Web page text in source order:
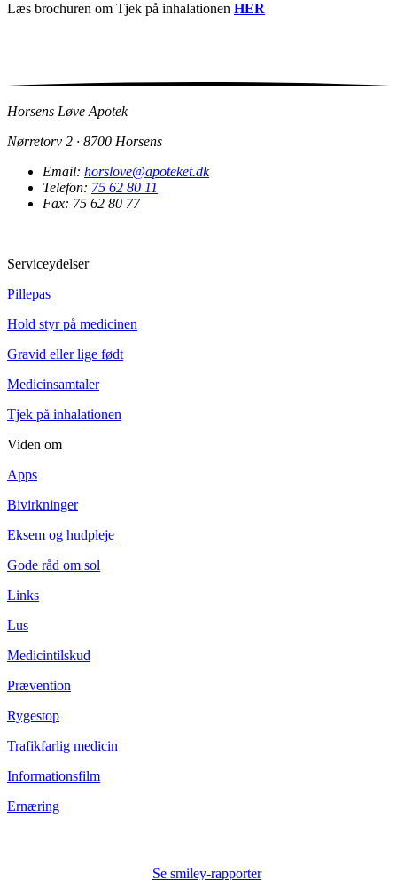
Læs brochuren om Tjek på inhalationen HER
Horsens Løve Apotek
Nørretorv 2 · 8700 Horsens
Email: horslove@apoteket.dk
Telefon: 75 62 80 11
Fax: 75 62 80 77
Serviceydelser
Pillepas
Hold styr på medicinen
Gravid eller lige født
Medicinsamtaler
Tjek på inhalationen
Viden om
Apps
Bivirkninger
Eksem og hudpleje
Gode råd om sol
Links
Lus
Medicintilskud
Prævention
Rygestop
Trafikfarlig medicin
Informationsfilm
Ernæring
Se smiley-rapporter